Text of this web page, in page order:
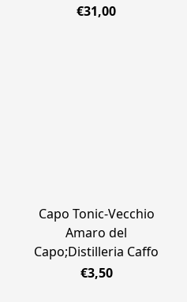
€31,00
Capo Tonic-Vecchio
Amaro del
Capo;Distilleria Caffo
€3,50